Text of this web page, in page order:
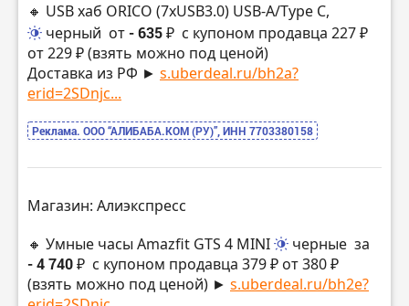
🔸 USB хаб ORICO (7xUSB3.0) USB-A/Type C,
черный от- 635 ₽ с купоном продавца 227 ₽
от 229 ₽ (взять можно под ценой)
Доставка из РФ ► s.uberdeal.ru/bh2a?
erid=2SDnjc...
Реклама. ООО “АЛИБАБА.КОМ (РУ)”, ИНН 7703380158
Магазин: Алиэкспресс
🔸 Умные часы Amazfit GTS 4 MINI
черные за
- 4 740 ₽ с купоном продавца 379 ₽ от 380 ₽
(взять можно под ценой) ► s.uberdeal.ru/bh2e?